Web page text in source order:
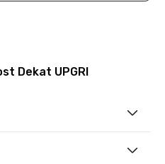
Dekat UPGRI